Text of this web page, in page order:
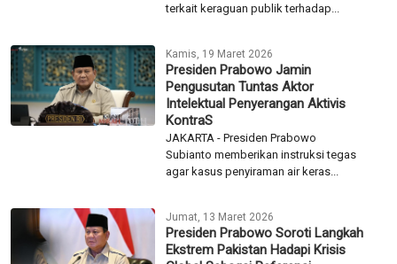
terkait keraguan publik terhadap...
Kamis, 19 Maret 2026
Presiden Prabowo Jamin
Pengusutan Tuntas Aktor
Intelektual Penyerangan Aktivis
KontraS
JAKARTA - Presiden Prabowo
Subianto memberikan instruksi tegas
agar kasus penyiraman air keras...
Jumat, 13 Maret 2026
Presiden Prabowo Soroti Langkah
Ekstrem Pakistan Hadapi Krisis